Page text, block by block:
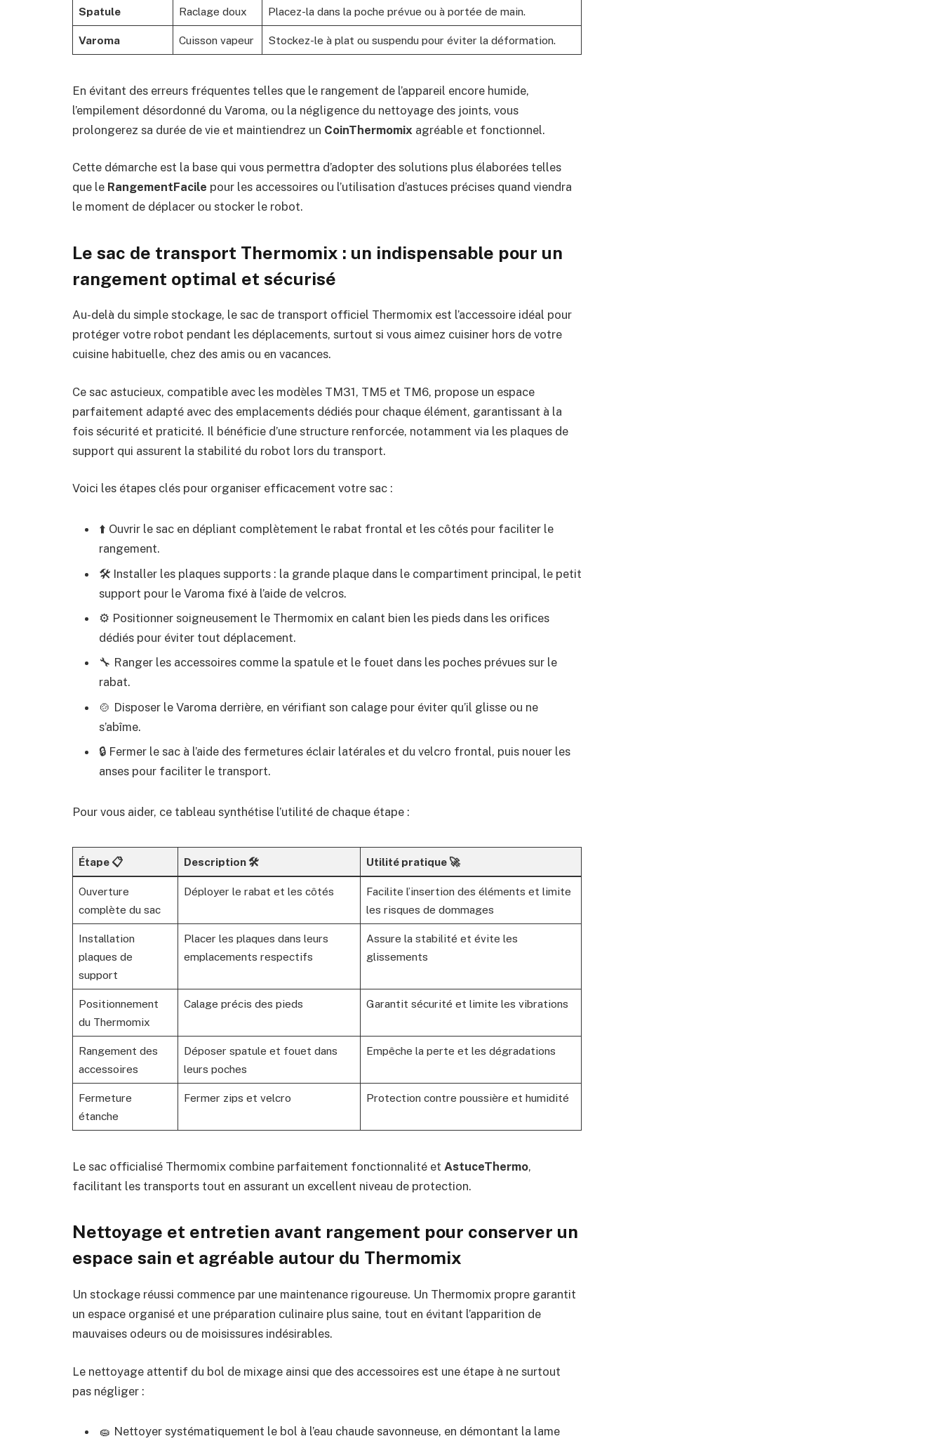
Spatule Raclage doux Placez-la dans la poche prévue ou à portée de main.
Varoma Cuisson vapeur Stockez-le à plat ou suspendu pour éviter la déformation.
En évitant des erreurs fréquentes telles que le rangement de l’appareil encore humide,
l’empilement désordonné du Varoma, ou la négligence du nettoyage des joints, vous
prolongerez sa durée de vie et maintiendrez un CoinThermomix agréable et fonctionnel.
Cette démarche est la base qui vous permettra d’adopter des solutions plus élaborées telles
que le RangementFacile pour les accessoires ou l’utilisation d’astuces précises quand viendra
le moment de déplacer ou stocker le robot.
Le sac de transport Thermomix : un indispensable pour un
rangement optimal et sécurisé
Au-delà du simple stockage, le sac de transport officiel Thermomix est l’accessoire idéal pour
protéger votre robot pendant les déplacements, surtout si vous aimez cuisiner hors de votre
cuisine habituelle, chez des amis ou en vacances.
Ce sac astucieux, compatible avec les modèles TM31, TM5 et TM6, propose un espace
parfaitement adapté avec des emplacements dédiés pour chaque élément, garantissant à la
fois sécurité et praticité. Il bénéficie d’une structure renforcée, notamment via les plaques de
support qui assurent la stabilité du robot lors du transport.
Voici les étapes clés pour organiser efficacement votre sac :
⬆️ Ouvrir le sac en dépliant complètement le rabat frontal et les côtés pour faciliter le
rangement.
🛠️ Installer les plaques supports : la grande plaque dans le compartiment principal, le petit
support pour le Varoma fixé à l’aide de velcros.
⚙️ Positionner soigneusement le Thermomix en calant bien les pieds dans les orifices
dédiés pour éviter tout déplacement.
🔧 Ranger les accessoires comme la spatule et le fouet dans les poches prévues sur le
rabat.
🍲 Disposer le Varoma derrière, en vérifiant son calage pour éviter qu’il glisse ou ne
s’abîme.
🔒 Fermer le sac à l’aide des fermetures éclair latérales et du velcro frontal, puis nouer les
anses pour faciliter le transport.
Pour vous aider, ce tableau synthétise l’utilité de chaque étape :
Étape 📋 Description 🛠️ Utilité pratique 🚀
Ouverture
complète du sac
Déployer le rabat et les côtés
Facilite l’insertion des éléments et limite
les risques de dommages
Installation
plaques de
support
Placer les plaques dans leurs
emplacements respectifs
Assure la stabilité et évite les
glissements
Positionnement
du Thermomix
Calage précis des pieds Garantit sécurité et limite les vibrations
Rangement des
accessoires
Déposer spatule et fouet dans
leurs poches
Empêche la perte et les dégradations
Fermeture
étanche
Fermer zips et velcro Protection contre poussière et humidité
Le sac officialisé Thermomix combine parfaitement fonctionnalité et AstuceThermo,
facilitant les transports tout en assurant un excellent niveau de protection.
Nettoyage et entretien avant rangement pour conserver un
espace sain et agréable autour du Thermomix
Un stockage réussi commence par une maintenance rigoureuse. Un Thermomix propre garantit
un espace organisé et une préparation culinaire plus saine, tout en évitant l’apparition de
mauvaises odeurs ou de moisissures indésirables.
Le nettoyage attentif du bol de mixage ainsi que des accessoires est une étape à ne surtout
pas négliger :
🧽 Nettoyer systématiquement le bol à l’eau chaude savonneuse, en démontant la lame